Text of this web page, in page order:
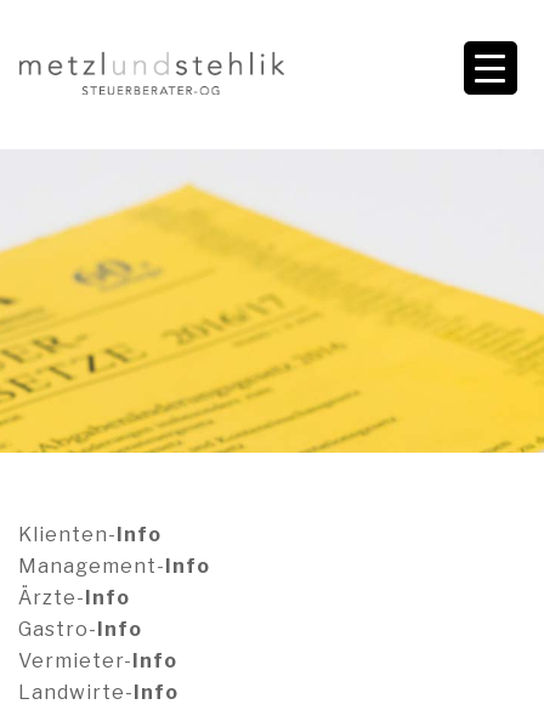
Klienten-Info
Management-Info
Ärzte-Info
Gastro-Info
Vermieter-Info
Landwirte-Info